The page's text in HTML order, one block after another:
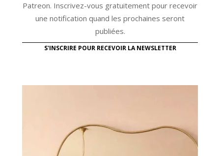
Patreon. Inscrivez-vous gratuitement pour recevoir
une notification quand les prochaines seront
publiées.
S'INSCRIRE POUR RECEVOIR LA NEWSLETTER